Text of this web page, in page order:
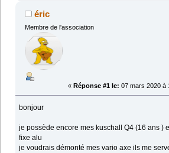
éric
Membre de l'association
« Réponse #1 le: 07 mars 2020 à
bonjour
je possède encore mes kuschall Q4 (16 ans )
fixe alu
je voudrais démonté mes vario axe ils me